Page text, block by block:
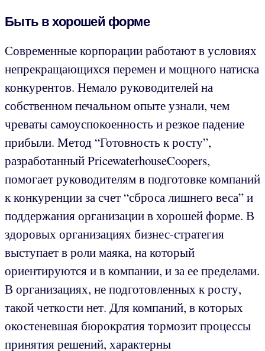
Быть в хорошей форме
Современные корпорации работают в условиях
непрекращающихся перемен и мощного натиска
конкурентов. Немало руководителей на
собственном печальном опыте узнали, чем
чреваты самоуспокоенность и резкое падение
прибыли. Метод “Готовность к росту”,
разработанный PricewaterhouseCoopers,
помогает руководителям в подготовке компаний
к конкуренции за счет “сброса лишнего веса” и
поддержания организации в хорошей форме. В
здоровых организациях бизнес-стратегия
выступает в роли маяка, на который
ориентируются и в компании, и за ее пределами.
В организациях, не подготовленных к росту,
такой четкости нет. Для компаний, в которых
окостеневшая бюрократия тормозит процессы
принятия решений, характерны